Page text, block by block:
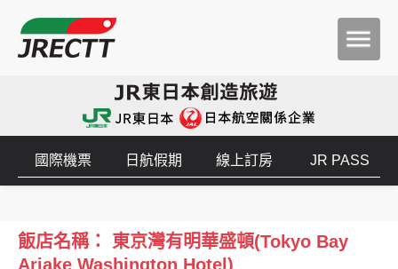
國際機票 日航假期 線上訂房 JR PASS
飯店名稱： 東京灣有明華盛頓(Tokyo Bay
Ariake Washington Hotel)